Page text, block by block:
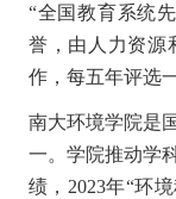
“全国教育系统
誉，由人力资源
作，每五年评选
南大环境学院是
一。学院推动学
绩，2023年“环